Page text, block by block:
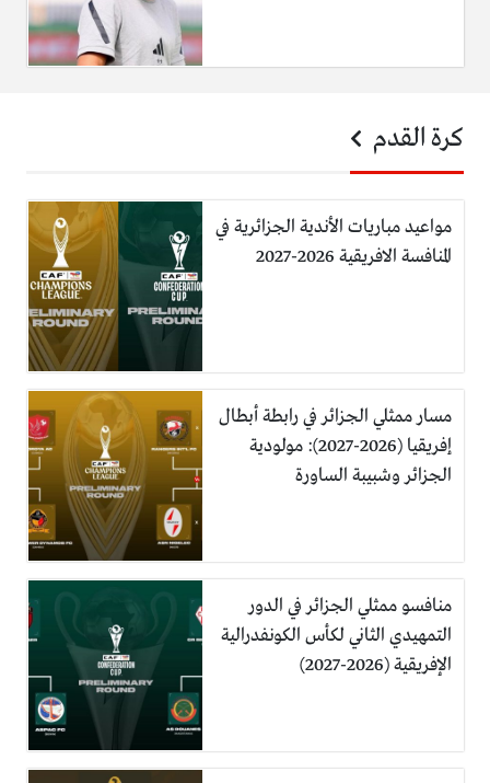
كرة القدم
مواعيد مباريات الأندية الجزائرية في
المنافسة الافريقية 2026-2027
مسار ممثلي الجزائر في رابطة أبطال
إفريقيا (2026-2027): مولودية
الجزائر وشبيبة الساورة
منافسو ممثلي الجزائر في الدور
التمهيدي الثاني لكأس الكونفدرالية
الإفريقية (2026-2027)